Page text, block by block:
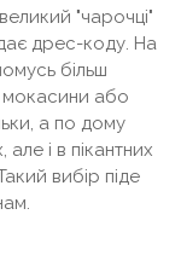
"чарочці"
дрес-коду. На
більш
мокасини або
а по дому
і в пікантних
вибір піде